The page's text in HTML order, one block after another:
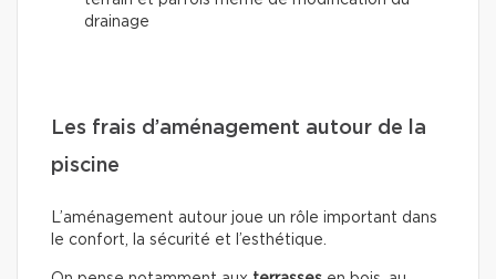
drainage
Les frais d’aménagement autour de la
piscine
L’aménagement autour joue un rôle important dans
le confort, la sécurité et l’esthétique.